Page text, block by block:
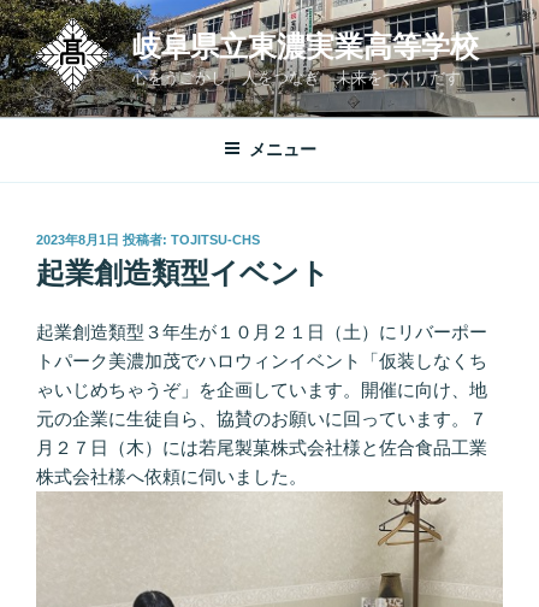
コ
ン
テ
ン
ス
岐阜県立東濃実業高等学校
心をうごかし 人をつなぎ 未来をつくりだす
メニュー
投
稿
日:
2023年8月1日 投稿者: TOJITSU-CHS
起業創造類型イベント
起業創造類型３年生が１０月２１日（土）にリバーポー
トパーク美濃加茂でハロウィンイベント「仮装しなくち
ゃいじめちゃうぞ」を企画しています。開催に向け、地
元の企業に生徒自ら、協賛のお願いに回っています。７
月２７日（木）には若尾製菓株式会社様と佐合食品工業
株式会社様へ依頼に伺いました。